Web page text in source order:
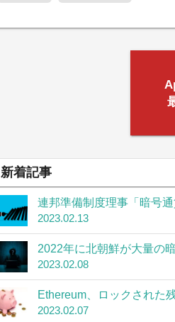
新着記事
連邦準備制度理事「暗号
2023.02.13
2022年に北朝鮮が大量の
2023.02.08
Ethereum、ロックされた
2023.02.07